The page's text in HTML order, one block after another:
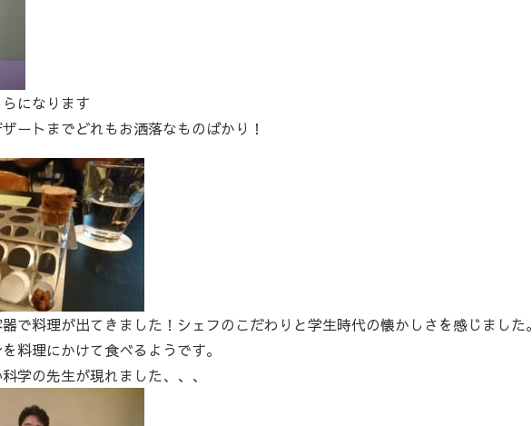
になります
ートまでどれもお洒落なものばかり！
で料理が出てきました！シェフのこだわりと学生時代の懐かしさを感じました。
料理にかけて食べるようです。
学の先生が現れました、、、